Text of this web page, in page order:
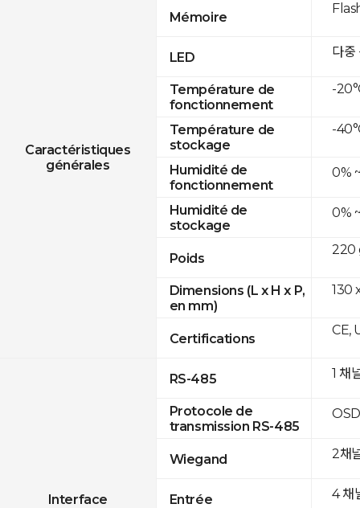
Caractéristiques
générales
Mémoire
LED
Température de
fonctionnement
Température de
stockage
Humidité de
fonctionnement
Humidité de
stockage
Poids
Dimensions (L x H x P,
en mm)
Certifications
Interface
RS-485
Protocole de
transmission RS-485
Wiegand
Entrée
다중
-
-
0%
0%
220
130
CE,
1 채
2채
4 채